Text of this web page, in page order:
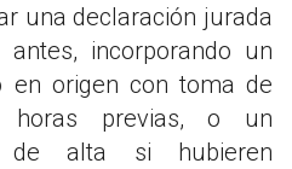
una declaración jurada
incorporando un
en origen con toma de
horas previas, o un
de alta si hubieren